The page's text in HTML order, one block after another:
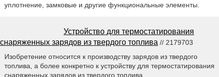
уплотнение, замковые и другие функциональные элементы.
Устройство для термостатирования
снаряженных зарядов из твердого топлива // 2179703
Изобретение относится к производству зарядов из твердого
топлива, а более конкретно к устройству для термостатирования
снаряженных зарядов из твердого топлива. .